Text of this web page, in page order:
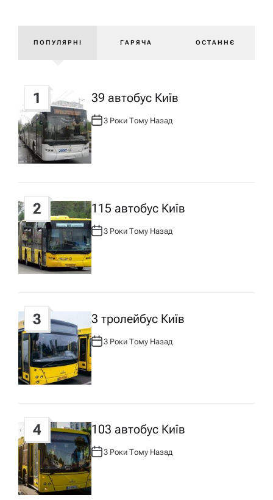
а
ц
і
я
з
а
п
и
с
у
ПОПУЛЯРНІ ГАРЯЧА ОСТАННЄ
1 39 автобус Київ
А
В
Т
О
Р
:
3 Роки Тому Назад
2 115 автобус Київ
А
Т
О
Р
:
3 Роки Тому Назад
3 3 тролейбус Київ
А
В
Т
О
Р
:
3 Роки Тому Назад
4 103 автобус Київ
А
В
Т
О
Р
:
3 Роки Тому Назад